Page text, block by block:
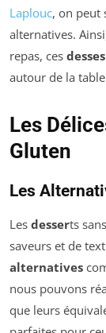
Laplouc, on peut
alternatives.
repas, ces desses
autour de la
Les
Gluten
Les
Les desserts
saveurs et de
alternatives
nous pouvons
que leurs